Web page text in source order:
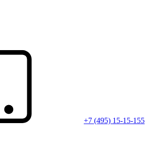
+7 (495) 15-15-155